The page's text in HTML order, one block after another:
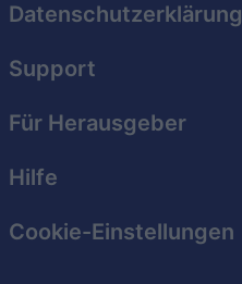
Datenschutzerklärung
Support
Für Herausgeber
Hilfe
Cookie-Einstellungen